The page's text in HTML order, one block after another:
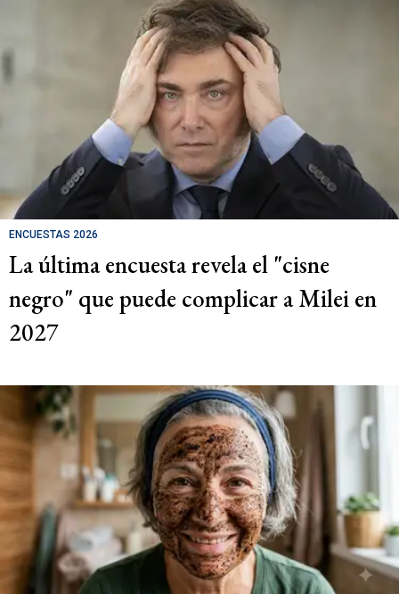
ENCUESTAS 2026
La última encuesta revela el "cisne
negro" que puede complicar a Milei en
2027